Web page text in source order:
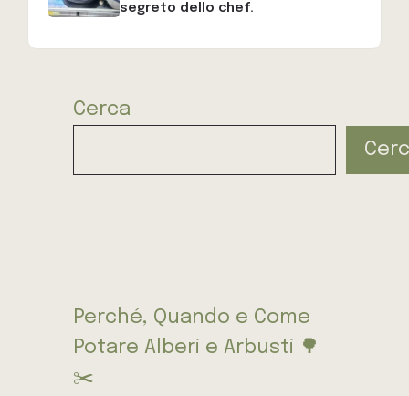
segreto dello chef.
Cerca
Perché, Quando e Come
Potare Alberi e Arbusti 🌳
✂️